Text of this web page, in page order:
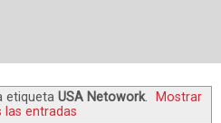
etiqueta USA Netowork.
Mostrar
las entradas